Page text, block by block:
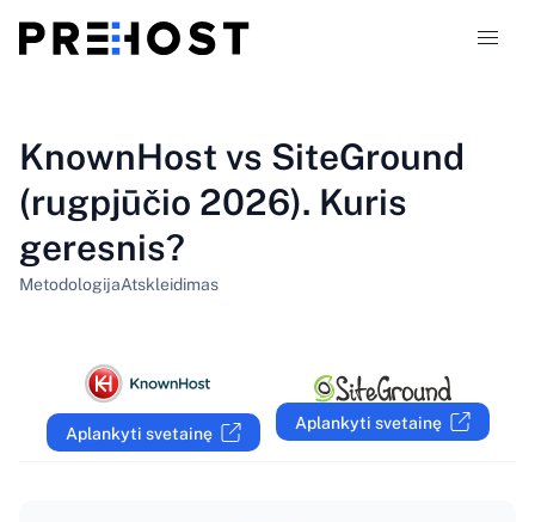
Palyginimai
Kuponai
KnownHost vs SiteGround
(rugpjūčio 2026). Kuris
geresnis?
MetodologijaAtskleidimas
Aplankyti svetainę
Aplankyti svetainę